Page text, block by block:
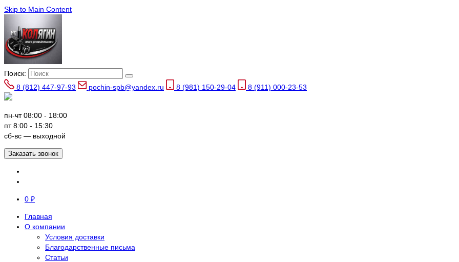
Skip to Main Content
Поиск:
8 (812) 447-97-93
pochin-spb@yandex.ru 8 (981) 150-29-04 8 (911) 000-23-53
пн-чт 08:00 - 18:00
пт 8:00 - 15:30
сб-вс — выходной
Заказать звонок
0 ₽
Главная
О компании
Условия доставки
Благодарственные письма
Статьи